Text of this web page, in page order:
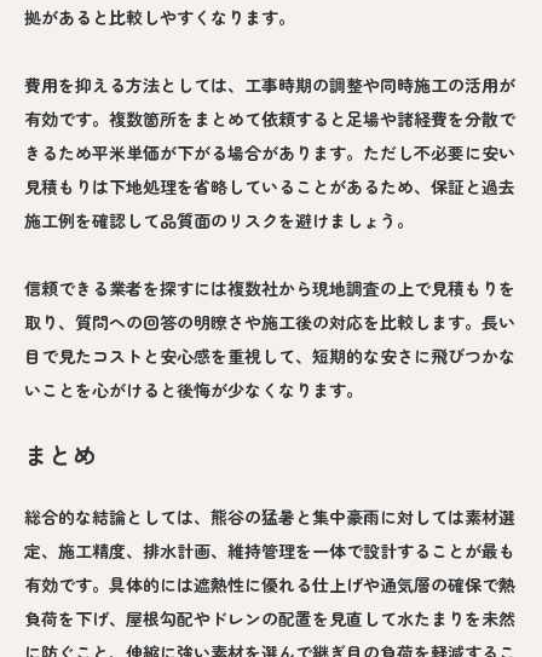
拠があると比較しやすくなります。
費用を抑える方法としては、工事時期の調整や同時施工の活用が
有効です。複数箇所をまとめて依頼すると足場や諸経費を分散で
きるため平米単価が下がる場合があります。ただし不必要に安い
見積もりは下地処理を省略していることがあるため、保証と過去
施工例を確認して品質面のリスクを避けましょう。
信頼できる業者を探すには複数社から現地調査の上で見積もりを
取り、質問への回答の明瞭さや施工後の対応を比較します。長い
目で見たコストと安心感を重視して、短期的な安さに飛びつかな
いことを心がけると後悔が少なくなります。
まとめ
総合的な結論としては、熊谷の猛暑と集中豪雨に対しては素材選
定、施工精度、排水計画、維持管理を一体で設計することが最も
有効です。具体的には遮熱性に優れる仕上げや通気層の確保で熱
負荷を下げ、屋根勾配やドレンの配置を見直して水たまりを未然
に防ぐこと、伸縮に強い素材を選んで継ぎ目の負荷を軽減するこ